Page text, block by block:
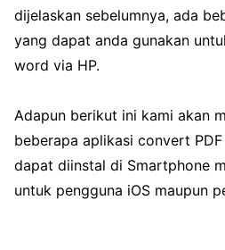
dijelaskan sebelumnya, ada
yang dapat anda gunakan
word via HP.
Adapun berikut ini kami akan
beberapa aplikasi convert
dapat diinstal di Smartphone
untuk pengguna iOS maupun